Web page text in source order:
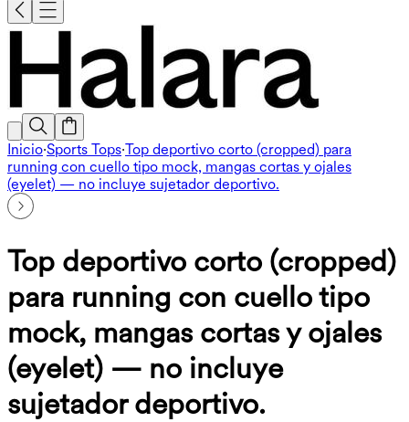
Inicio·Sports Tops·Top deportivo corto (cropped) para
running con cuello tipo mock, mangas cortas y ojales
(eyelet) — no incluye sujetador deportivo.
Top deportivo corto (cropped)
para running con cuello tipo
mock, mangas cortas y ojales
(eyelet) — no incluye
sujetador deportivo.